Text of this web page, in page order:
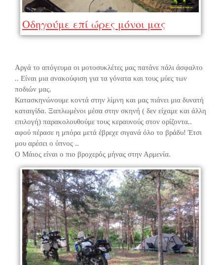
Οδηγούμε επί ώρες μόνοι μας
Αργά το απόγευμα οι μοτοσυκλέτες μας πατάνε πάλι άσφαλτο
.. Είναι μια ανακούφιση για τα γόνατα και τους μύες των
ποδιών μας.
Κατασκηνώνουμε κοντά στην λίμνη και μας πιάνει μια δυνατή
καταιγίδα. Ξαπλωμένοι μέσα στην σκηνή ( δεν είχαμε και άλλη
επιλογή) παρακολουθούμε τους κεραυνούς στον ορίζοντα..
αφού πέρασε η μπόρα μετά έβρεχε σιγανά όλο το βράδυ! Έτσι
μου αρέσει ο ύπνος ..
Ο Μάιος είναι ο πιο βροχερός μήνας στην Αρμενία.